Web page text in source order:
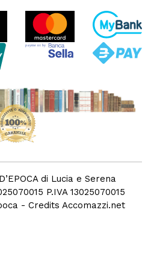
di Lucia e Serena
P.IVA 13025070015
- Credits Accomazzi.net